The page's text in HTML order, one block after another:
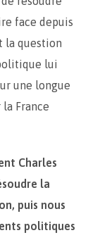
face depuis
la question
lui
une longue
France
Charles
la
puis nous
politiques